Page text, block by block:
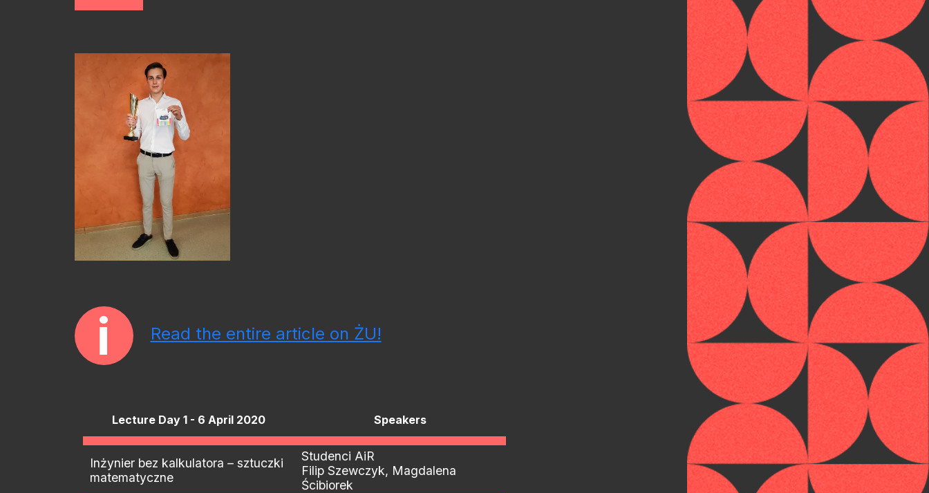
i Read the entire article on ŻU!
Lecture Day 1 - 6 April 2020 Speakers
Inżynier bez kalkulatora – sztuczki
matematyczne
Studenci AiR
Filip Szewczyk, Magdalena
Ścibiorek